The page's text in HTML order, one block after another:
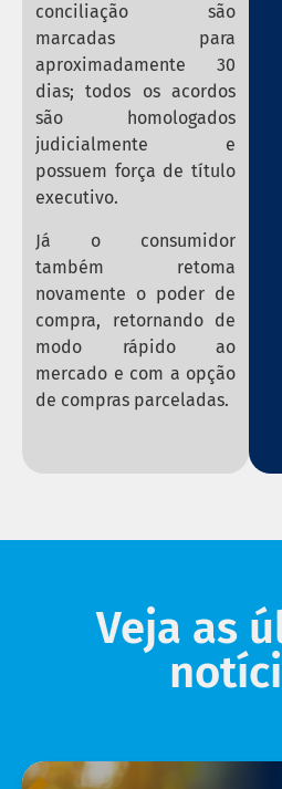
conciliação são
marcadas para
aproximadamente 30
dias; todos os acordos
são homologados
judicialmente e
possuem força de título
executivo.
Já o consumidor
também retoma
novamente o poder de
compra, retornando de
modo rápido ao
mercado e com a opção
de compras parceladas.
Veja as